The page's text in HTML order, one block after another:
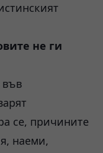
не ги
във
се, причините
наеми,